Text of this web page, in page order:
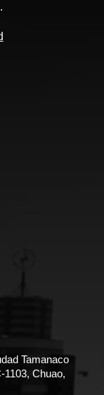
Tamanaco
1103, Chuao,